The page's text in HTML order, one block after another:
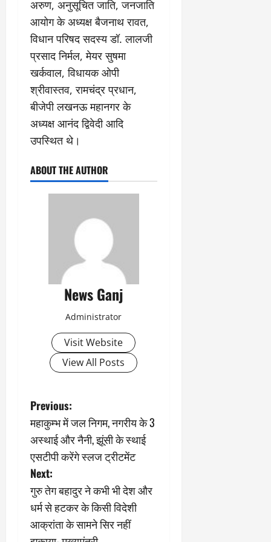
अरुण, अनुसूचित जाति, जनजाति
आयोग के अध्यक्ष बैजनाथ रावत,
विधान परिषद सदस्य डॉ. लालजी
प्रसाद निर्मल, मेयर सुषमा
खर्कवाल, विधायक ओपी
श्रीवास्तव, रामचंद्र प्रधान,
बीजेपी लखनऊ महानगर के
अध्यक्ष आनंद द्विवेदी आदि
उपस्थित थे।
ABOUT THE AUTHOR
News Ganj
Administrator
Visit Website
View All Posts
P
o
s
t
n
a
Previous:
महाकुम्भ में जल निगम, नगरीय के 3
अस्थाई और नैनी, झूंसी के स्थाई
एसटीपी करेंगे स्लज ट्रीटमेंट
Next:
गुरु तेग बहादुर ने कभी भी देश और
धर्म से हटकर के किसी विदेशी
आक्रांता के सामने सिर नहीं